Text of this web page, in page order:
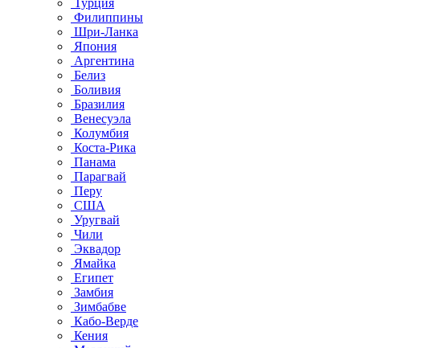
Турция
Филиппины
Шри-Ланка
Япония
Аргентина
Белиз
Боливия
Бразилия
Венесуэла
Колумбия
Коста-Рика
Панама
Парагвай
Перу
США
Уругвай
Чили
Эквадор
Ямайка
Египет
Замбия
Зимбабве
Кабо-Верде
Кения